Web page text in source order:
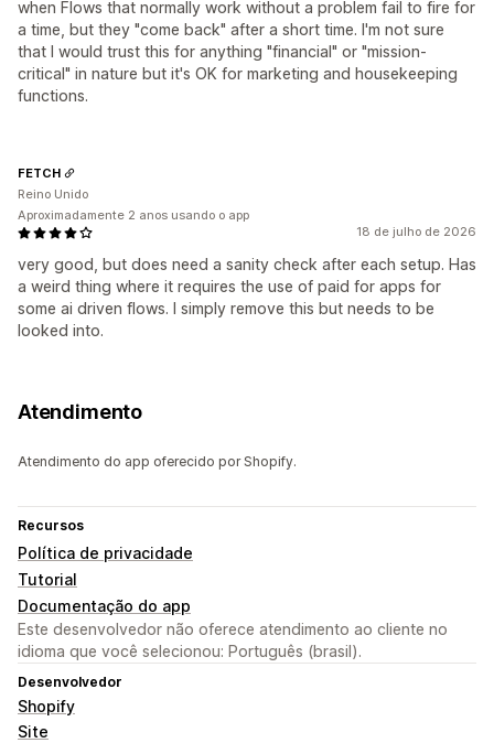
when Flows that normally work without a problem fail to fire for
a time, but they "come back" after a short time. I'm not sure
that I would trust this for anything "financial" or "mission-
critical" in nature but it's OK for marketing and housekeeping
functions.
18 de julho de 2026
very good, but does need a sanity check after each setup. Has
a weird thing where it requires the use of paid for apps for
some ai driven flows. I simply remove this but needs to be
looked into.
FETCH
Reino Unido
Aproximadamente 2 anos usando o app
Atendimento
Atendimento do app oferecido por Shopify.
Recursos
Política de privacidade
Tutorial
Documentação do app
Este desenvolvedor não oferece atendimento ao cliente no
idioma que você selecionou: Português (brasil).
Desenvolvedor
Shopify
Site